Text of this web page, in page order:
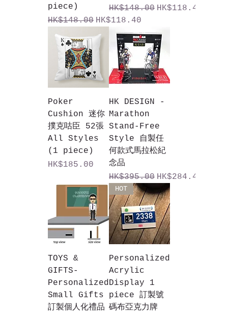
piece)
一般價格
HK$148.00 促銷價格
HK$118.40
一般價格
HK$148.00 促銷價格
HK$118.40
Poker
Cushion 迷你
撲克咕臣 52張
All Styles
(1 piece)
價格
HK$185.00
HK DESIGN -
Marathon
Stand-Free
Style 自製任
何款式馬拉松紀
念品
一般價格
HK$395.00 促銷價格
HK$284.40
TOYS &
GIFTS-
Personalized
Small Gifts
訂製個人化禮品
HOT
Personalized
Acrylic
Display 1
piece 訂製號
碼布亞克力牌